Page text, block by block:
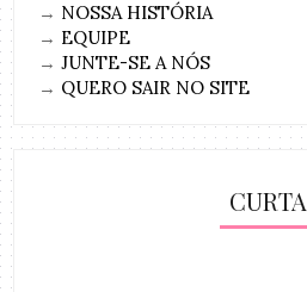
→ NOSSA HISTÓRIA
→ EQUIPE
→JUNTE-SE A NÓS
→ QUERO SAIR NO SITE
CURTA